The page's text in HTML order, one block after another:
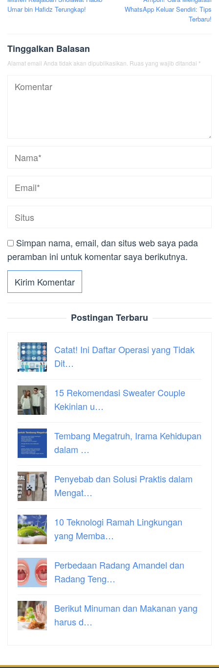
pos
Umar bin Hafidz Terungkap!
WhatsApp Keluar Sendiri: Tips
Terbaru!
Tinggalkan Balasan
Alamat email Anda tidak akan dipublikasikan. Ruas yang wajib ditandai *
Simpan nama, email, dan situs web saya pada
peramban ini untuk komentar saya berikutnya.
Postingan Terbaru
Catat! Ini Daftar Operasi yang Tidak
Dit…
15 Rekomendasi Sweater Couple
Kekinian u…
Tembang Megatruh, Irama Kehidupan
dalam …
Penyebab dan Solusi Praktis dalam
Mengat…
10 Teknologi Ramah Lingkungan
yang Memba…
Perbedaan Radang Amandel dan
Radang Teng…
Berikut Minuman dan Makanan yang
harus d…